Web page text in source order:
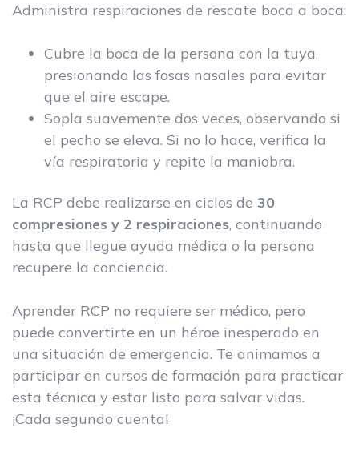
Administra respiraciones de rescate boca a boca:
Cubre la boca de la persona con la tuya,
presionando las fosas nasales para evitar
que el aire escape.
Sopla suavemente dos veces, observando si
el pecho se eleva. Si no lo hace, verifica la
vía respiratoria y repite la maniobra.
La RCP debe realizarse en ciclos de 30
compresiones y 2 respiraciones, continuando
hasta que llegue ayuda médica o la persona
recupere la conciencia.
Aprender RCP no requiere ser médico, pero
puede convertirte en un héroe inesperado en
una situación de emergencia. Te animamos a
participar en cursos de formación para practicar
esta técnica y estar listo para salvar vidas.
¡Cada segundo cuenta!